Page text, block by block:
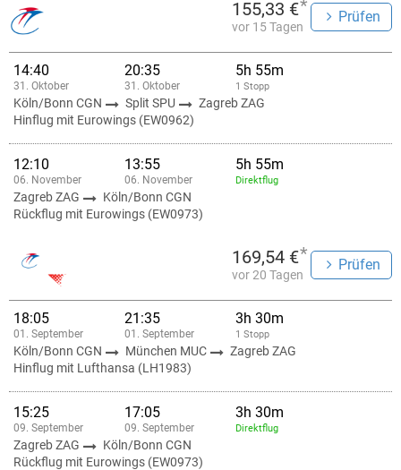
155,33 €*
vor 15 Tagen
Prüfen
14:40
31. Oktober
20:35
31. Oktober
5h 55m
1 Stopp
Köln/Bonn CGN Split SPU
Zagreb ZAG
Hinflug mit Eurowings (EW0962)
12:10
06. November
13:55
06. November
5h 55m
Direktflug
Zagreb ZAG
Köln/Bonn CGN
Rückflug mit Eurowings (EW0973)
169,54 €*
vor 20 Tagen
Prüfen
18:05
01. September
21:35
01. September
3h 30m
1 Stopp
Köln/Bonn CGN München MUC
Zagreb ZAG
Hinflug mit Lufthansa (LH1983)
15:25
09. September
17:05
09. September
3h 30m
Direktflug
Zagreb ZAG
Köln/Bonn CGN
Rückflug mit Eurowings (EW0973)